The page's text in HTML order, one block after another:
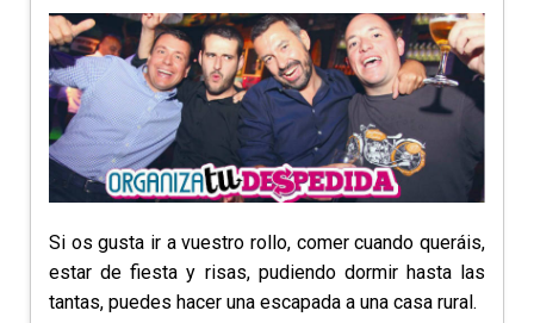
Si os gusta ir a vuestro rollo, comer cuando queráis,
estar de fiesta y risas, pudiendo dormir hasta las
tantas, puedes hacer una escapada a una casa rural.